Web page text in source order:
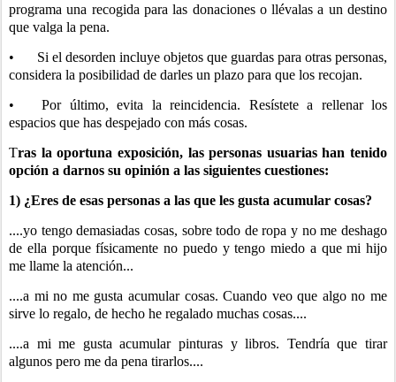
programa una recogida para las donaciones o llévalas a un destino
que valga la pena.
•
Si el desorden incluye objetos que guardas para otras personas,
considera la posibilidad de darles un plazo para que los recojan.
•
Por último, evita la reincidencia. Resístete a rellenar los
espacios que has despejado con más cosas.
Tras la oportuna exposición, las personas usuarias han tenido
opción a darnos su opinión a las siguientes cuestiones:
1) ¿Eres de esas personas a las que les gusta acumular cosas?
....yo tengo demasiadas cosas, sobre todo de ropa y no me deshago
de ella porque físicamente no puedo y tengo miedo a que mi hijo
me llame la atención...
....a mi no me gusta acumular cosas. Cuando veo que algo no me
sirve lo regalo, de hecho he regalado muchas cosas....
....a mi me gusta acumular pinturas y libros. Tendría que tirar
algunos pero me da pena tirarlos....